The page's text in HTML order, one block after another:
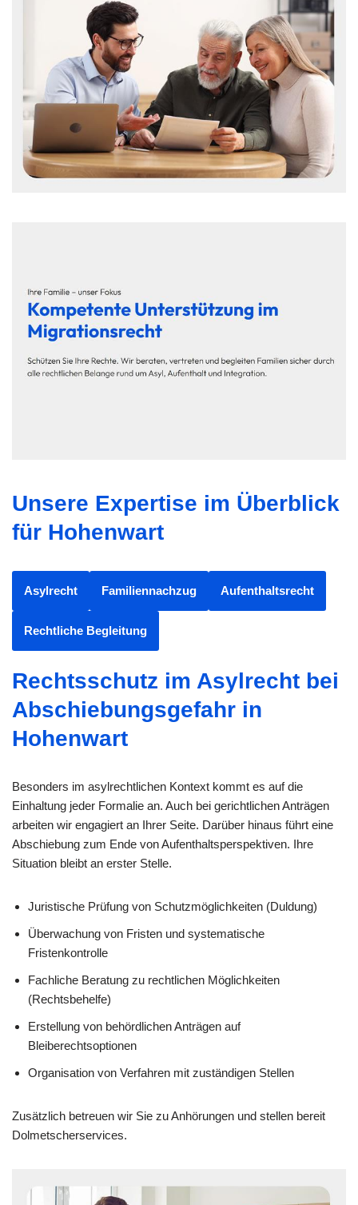
Unsere Expertise im Überblick
für Hohenwart
Asylrecht Familiennachzug Aufenthaltsrecht
Rechtliche Begleitung
Rechtsschutz im Asylrecht bei
Abschiebungsgefahr in
Hohenwart
Besonders im asylrechtlichen Kontext kommt es auf die
Einhaltung jeder Formalie an. Auch bei gerichtlichen Anträgen
arbeiten wir engagiert an Ihrer Seite. Darüber hinaus führt eine
Abschiebung zum Ende von Aufenthaltsperspektiven. Ihre
Situation bleibt an erster Stelle.
Juristische Prüfung von Schutzmöglichkeiten (Duldung)
Überwachung von Fristen und systematische
Fristenkontrolle
Fachliche Beratung zu rechtlichen Möglichkeiten
(Rechtsbehelfe)
Erstellung von behördlichen Anträgen auf
Bleiberechtsoptionen
Organisation von Verfahren mit zuständigen Stellen
Zusätzlich betreuen wir Sie zu Anhörungen und stellen bereit
Dolmetscherservices.